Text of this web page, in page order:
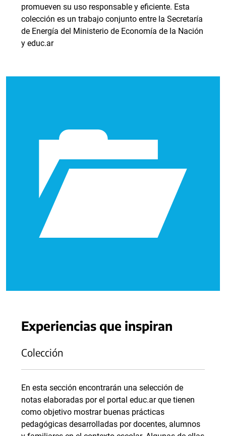
promueven su uso responsable y eficiente. Esta
colección es un trabajo conjunto entre la Secretaría
de Energía del Ministerio de Economía de la Nación
y educ.ar
Experiencias que inspiran
Colección
En esta sección encontrarán una selección de
notas elaboradas por el portal educ.ar que tienen
como objetivo mostrar buenas prácticas
pedagógicas desarrolladas por docentes, alumnos